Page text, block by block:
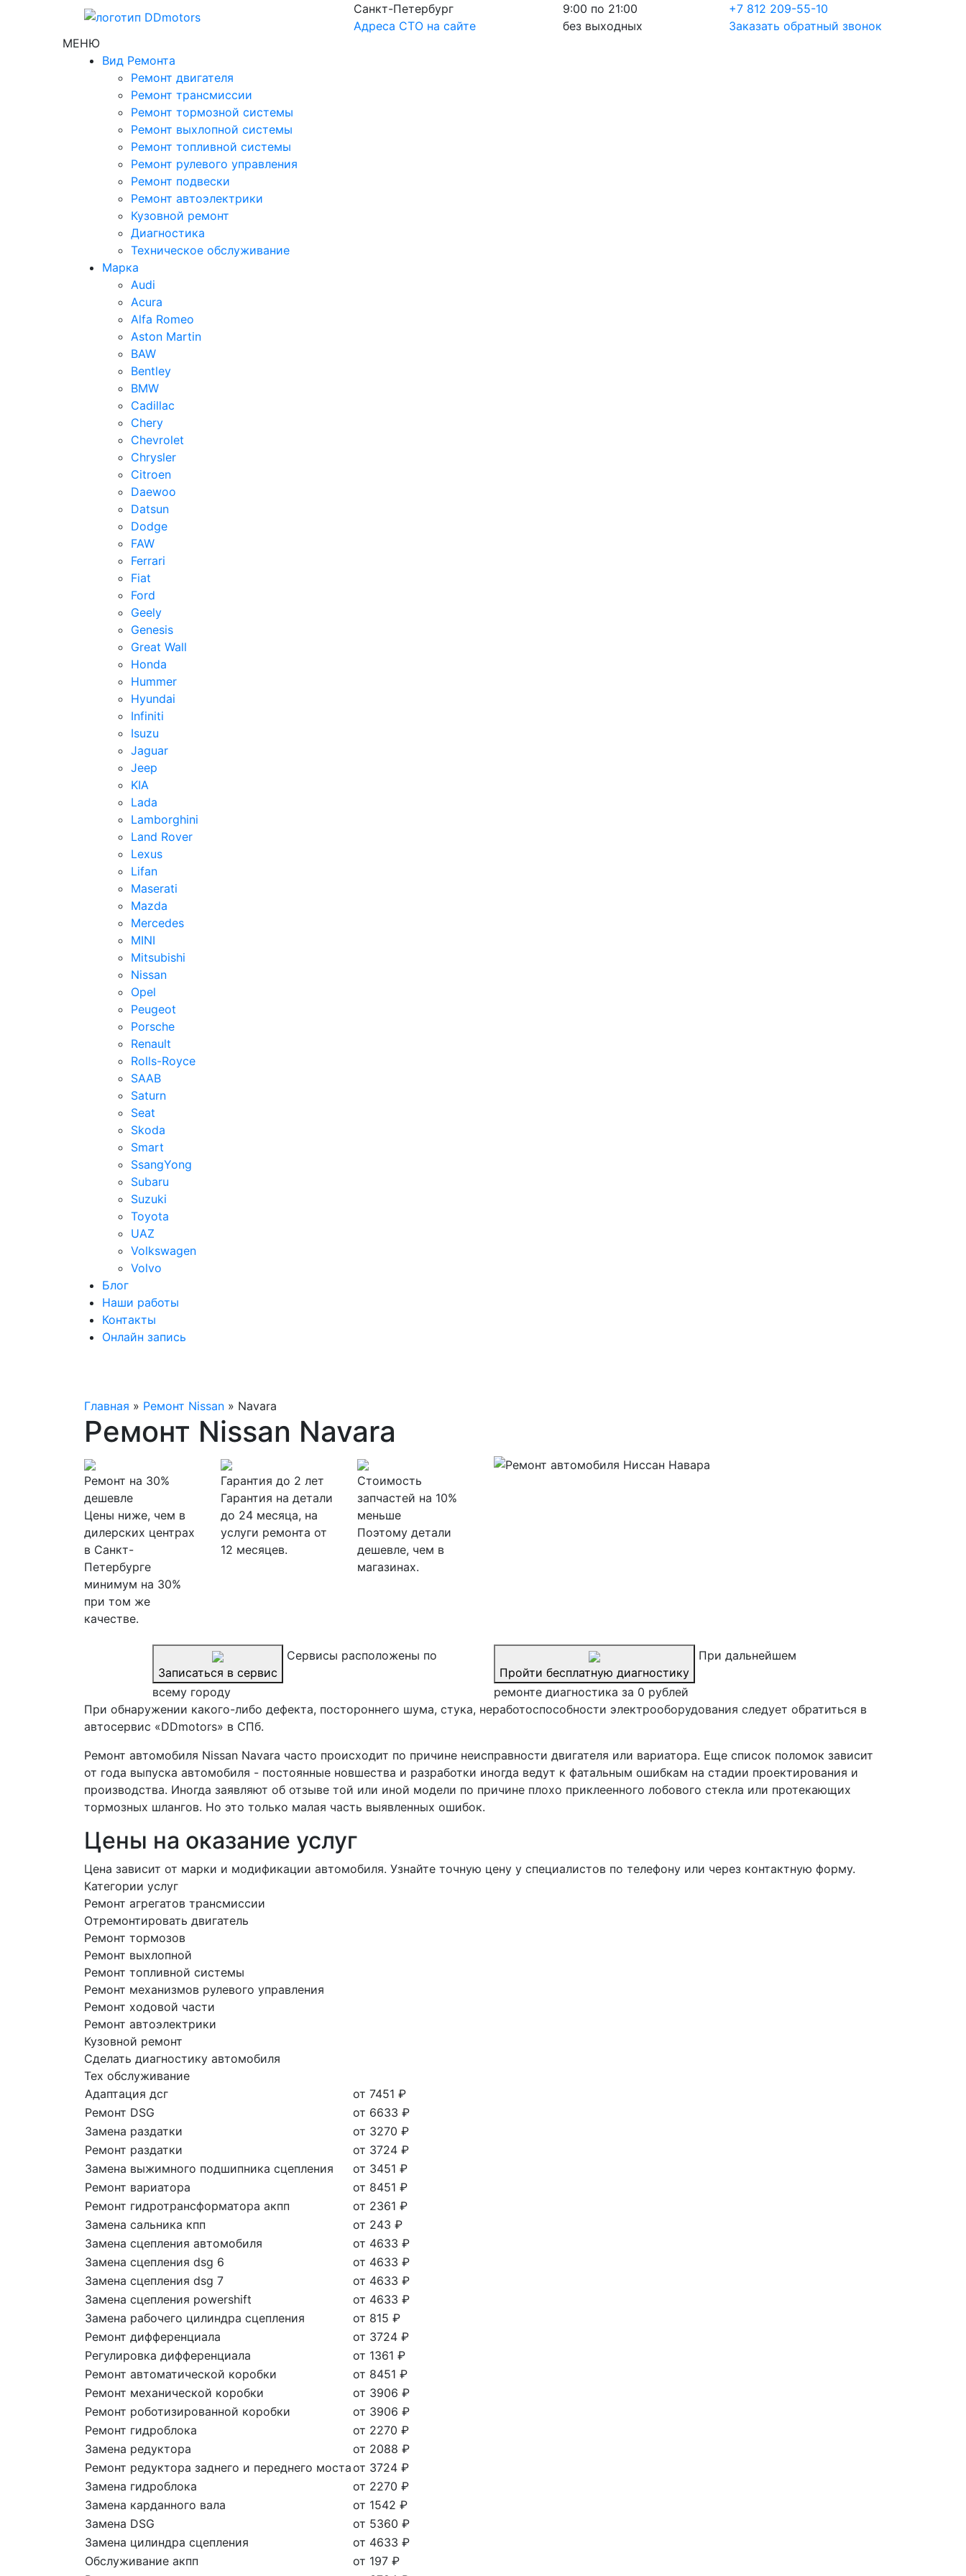
Санкт-Петербург
Адреса СТО на сайте
9:00 по 21:00
без выходных
+7 812 209-55-10
Заказать обратный звонок
МЕНЮ
Вид Ремонта
Ремонт двигателя
Ремонт трансмиссии
Ремонт тормозной системы
Ремонт выхлопной системы
Ремонт топливной системы
Ремонт рулевого управления
Ремонт подвески
Ремонт автоэлектрики
Кузовной ремонт
Диагностика
Техническое обслуживание
Марка
Audi
Acura
Alfa Romeo
Aston Martin
BAW
Bentley
BMW
Cadillac
Chery
Chevrolet
Chrysler
Citroen
Daewoo
Datsun
Dodge
FAW
Ferrari
Fiat
Ford
Geely
Genesis
Great Wall
Honda
Hummer
Hyundai
Infiniti
Isuzu
Jaguar
Jeep
KIA
Lada
Lamborghini
Land Rover
Lexus
Lifan
Maserati
Mazda
Mercedes
MINI
Mitsubishi
Nissan
Opel
Peugeot
Porsche
Renault
Rolls-Royce
SAAB
Saturn
Seat
Skoda
Smart
SsangYong
Subaru
Suzuki
Toyota
UAZ
Volkswagen
Volvo
Блог
Наши работы
Контакты
Онлайн запись
Главная » Ремонт Nissan » Navara
Ремонт Nissan Navara
Ремонт на 30%
дешевле
Цены ниже, чем в
дилерских центрах
в Санкт-
Петербурге
минимум на 30%
при том же
качестве.
Гарантия до 2 лет
Гарантия на детали
до 24 месяца, на
услуги ремонта от
12 месяцев.
Стоимость
запчастей на 10%
меньше
Поэтому детали
дешевле, чем в
магазинах.
Записаться в сервис
Сервисы расположены по
всему городу
Пройти бесплатную диагностику
При дальнейшем
ремонте диагностика за 0 рублей
При обнаружении какого-либо дефекта, постороннего шума, стука, неработоспособности электрооборудования следует обратиться в
автосервис «DDmotors» в СПб.
Ремонт автомобиля Nissan Navara часто происходит по причине неисправности двигателя или вариатора. Еще список поломок зависит
от года выпуска автомобиля - постоянные новшества и разработки иногда ведут к фатальным ошибкам на стадии проектирования и
производства. Иногда заявляют об отзыве той или иной модели по причине плохо приклеенного лобового стекла или протекающих
тормозных шлангов. Но это только малая часть выявленных ошибок.
Цены на оказание услуг
Цена зависит от марки и модификации автомобиля. Узнайте точную цену у специалистов по телефону или через контактную форму.
Категории услуг
Ремонт агрегатов трансмиссии
Отремонтировать двигатель
Ремонт тормозов
Ремонт выхлопной
Ремонт топливной системы
Ремонт механизмов рулевого управления
Ремонт ходовой части
Ремонт автоэлектрики
Кузовной ремонт
Сделать диагностику автомобиля
Тех обслуживание
Адаптация дсг
от 7451 ₽
Ремонт DSG
от 6633 ₽
Замена раздатки
от 3270 ₽
Ремонт раздатки
от 3724 ₽
Замена выжимного подшипника сцепления
от 3451 ₽
Ремонт вариатора
от 8451 ₽
Ремонт гидротрансформатора акпп
от 2361 ₽
Замена сальника кпп
от 243 ₽
Замена сцепления автомобиля
от 4633 ₽
Замена сцепления dsg 6
от 4633 ₽
Замена сцепления dsg 7
от 4633 ₽
Замена сцепления powershift
от 4633 ₽
Замена рабочего цилиндра сцепления
от 815 ₽
Ремонт дифференциала
от 3724 ₽
Регулировка дифференциала
от 1361 ₽
Ремонт автоматической коробки
от 8451 ₽
Ремонт механической коробки
от 3906 ₽
Ремонт роботизированной коробки
от 3906 ₽
Ремонт гидроблока
от 2270 ₽
Замена редуктора
от 2088 ₽
Ремонт редуктора заднего и переднего мостаот 3724 ₽
Замена гидроблока
от 2270 ₽
Замена карданного вала
от 1542 ₽
Замена DSG
от 5360 ₽
Замена цилиндра сцепления
от 4633 ₽
Обслуживание акпп
от 197 ₽